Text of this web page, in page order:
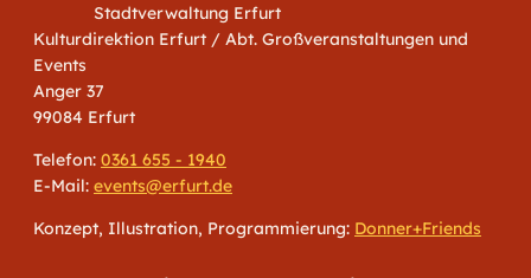
Stadtverwaltung Erfurt
Kulturdirektion Erfurt / Abt. Großveranstaltungen und
Events
Anger 37
99084 Erfurt
Telefon: 0361 655 - 1940
E-Mail: events@erfurt.de
Konzept, Illustration, Programmierung: Donner+Friends